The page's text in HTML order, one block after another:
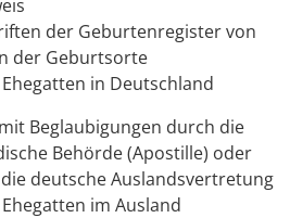
der Geburtenregister von
der Geburtsorte
in Deutschland
Beglaubigungen durch die
Behörde (Apostille) oder
deutsche Auslandsvertretung
im Ausland